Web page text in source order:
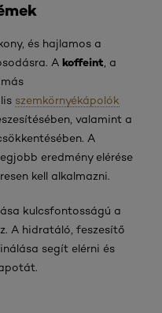
és hajlamos a
A koffeint , a
szemkörnyékápolók
valamint a
A
eredmény elérése
kell alkalmazni.
kulcsfontosságú a
A hidratáló, feszesítő
segít elérni és